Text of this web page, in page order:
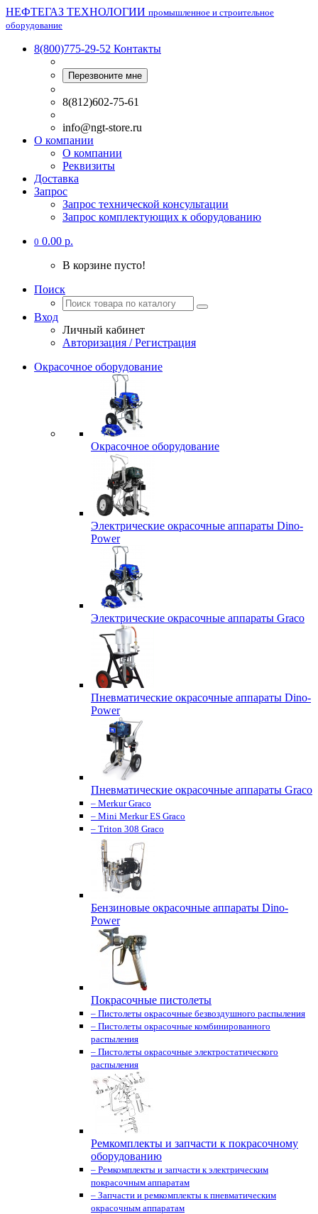
НЕФТЕГАЗ ТЕХНОЛОГИИ промышленное и строительное
оборудование
8(800)775-29-52 Контакты
Перезвоните мне
8(812)602-75-61
info@ngt-store.ru
О компании
О компании
Реквизиты
Доставка
Запрос
Запрос технической консультации
Запрос комплектующих к оборудованию
0 0.00 р.
В корзине пусто!
Поиск
Вход
Личный кабинет
Авторизация / Регистрация
Окрасочное оборудование
Окрасочное оборудование
Электрические окрасочные аппараты Dino-
Power
Электрические окрасочные аппараты Graco
Пневматические окрасочные аппараты Dino-
Power
Пневматические окрасочные аппараты Graco
– Merkur Graco
– Mini Merkur ES Graco
– Triton 308 Graco
Бензиновые окрасочные аппараты Dino-
Power
Покрасочные пистолеты
– Пистолеты окрасочные безвоздушного распыления
– Пистолеты окрасочные комбинированного
распыления
– Пистолеты окрасочные электростатического
распыления
Ремкомплекты и запчасти к покрасочному
оборудованию
– Ремкомплекты и запчасти к электрическим
покрасочным аппаратам
– Запчасти и ремкомплекты к пневматическим
окрасочным аппаратам